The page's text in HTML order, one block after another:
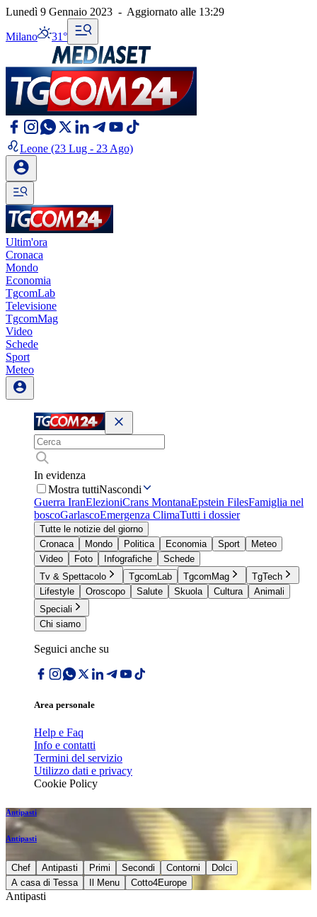
Lunedì 9 Gennaio 2023 - Aggiornato alle 13:29
Milano 31°
Leone (23 Lug - 23 Ago)
Ultim'ora
Cronaca
Mondo
Economia
TgcomLab
Televisione
TgcomMag
Video
Schede
Sport
Meteo
In evidenza
Mostra tuttiNascondi
Guerra IranElezioniCrans MontanaEpstein FilesFamiglia nel
boscoGarlascoEmergenza ClimaTutti i dossier
Tutte le notizie del giorno
Cronaca
Mondo Politica Economia Sport
Meteo
Video
Foto Infografiche
Schede
Tv & Spettacolo
TgcomLab TgcomMag
TgTech
Lifestyle
Oroscopo Salute Skuola Cultura
Animali
Speciali
Chi siamo
Seguici anche su
Area personale
Help e Faq
Info e contatti
Termini del servizio
Utilizzo dati e privacy
Cookie Policy
Antipasti
Antipasti
Chef Antipasti Primi Secondi Contorni
Dolci
A casa di Tessa
Il Menu Cotto4Europe
Antipasti